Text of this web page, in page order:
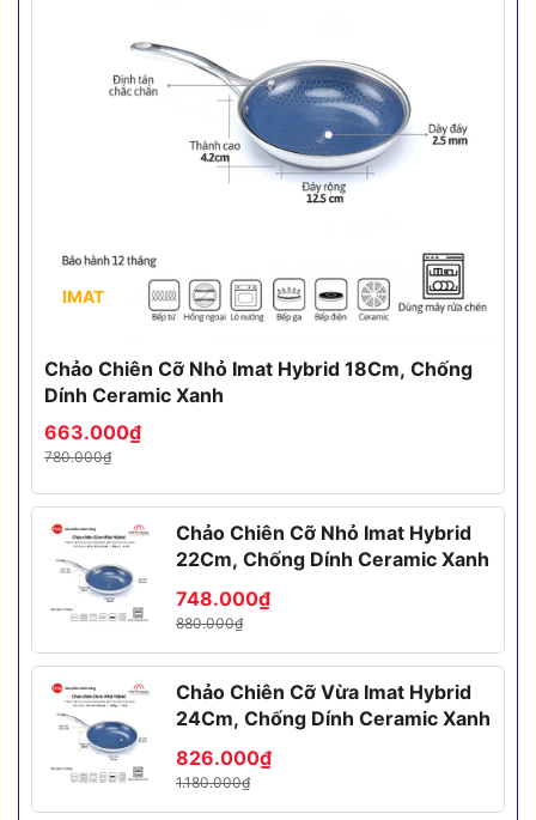
IMAT
Chảo Chiên Cỡ Nhỏ Imat Hybrid 18Cm, Chống
Dính Ceramic Xanh
663.000₫
780.000₫
Chảo Chiên Cỡ Nhỏ Imat Hybrid
22Cm, Chống Dính Ceramic Xanh
748.000₫
880.000₫
Chảo Chiên Cỡ Vừa Imat Hybrid
24Cm, Chống Dính Ceramic Xanh
826.000₫
1.180.000₫